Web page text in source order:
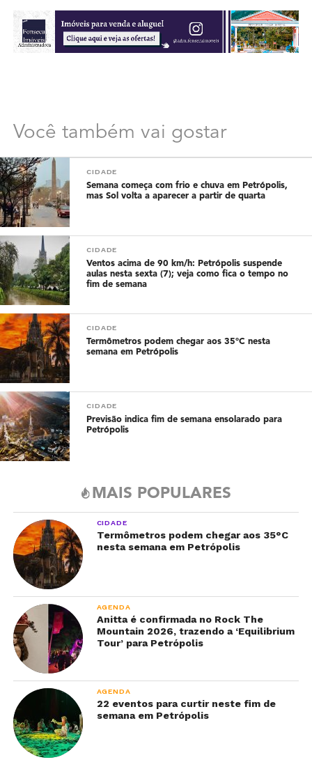
Você também vai gostar
CIDADE
Semana começa com frio e chuva em Petrópolis,
mas Sol volta a aparecer a partir de quarta
CIDADE
Ventos acima de 90 km/h: Petrópolis suspende
aulas nesta sexta (7); veja como fica o tempo no
fim de semana
CIDADE
Termômetros podem chegar aos 35°C nesta
semana em Petrópolis
CIDADE
Previsão indica fim de semana ensolarado para
Petrópolis
MAIS POPULARES
CIDADE
Termômetros podem chegar aos 35°C
nesta semana em Petrópolis
AGENDA
Anitta é confirmada no Rock The
Mountain 2026, trazendo a ‘Equilibrium
Tour’ para Petrópolis
AGENDA
22 eventos para curtir neste fim de
semana em Petrópolis